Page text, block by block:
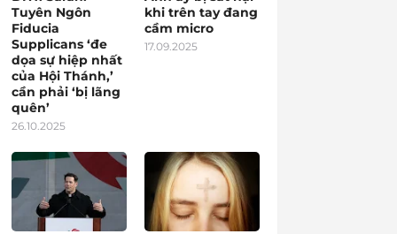
Tuyên Ngôn
Fiducia
Supplicans ‘đe
dọa sự hiệp nhất
của Hội Thánh,’
cần phải ‘bị lãng
quên’
26.10.2025
khi trên tay đang
cầm micro
17.09.2025